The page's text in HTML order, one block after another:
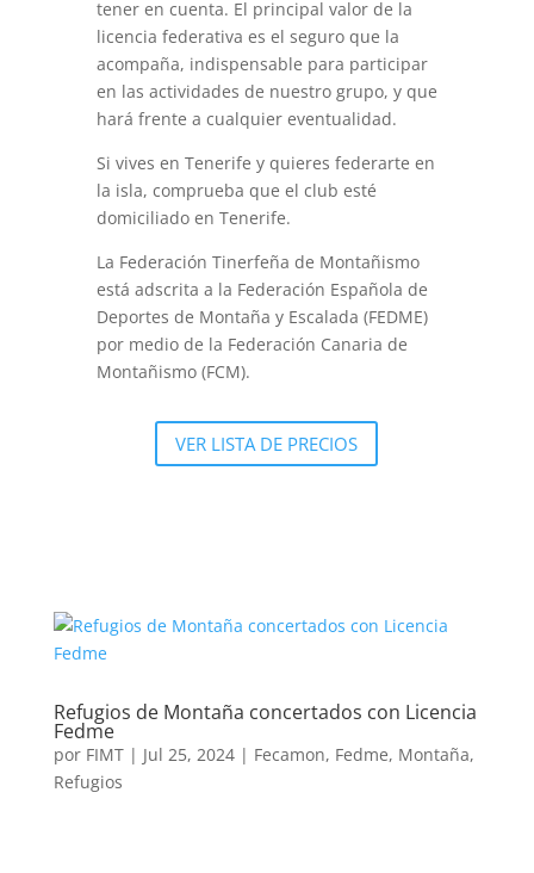
tener en cuenta. El principal valor de la
licencia federativa es el seguro que la
acompaña, indispensable para participar
en las actividades de nuestro grupo, y que
hará frente a cualquier eventualidad.
Si vives en Tenerife y quieres federarte en
la isla, comprueba que el club esté
domiciliado en Tenerife.
La Federación Tinerfeña de Montañismo
está adscrita a la Federación Española de
Deportes de Montaña y Escalada (FEDME)
por medio de la Federación Canaria de
Montañismo (FCM).
VER LISTA DE PRECIOS
Refugios de Montaña concertados con Licencia
Fedme
por FIMT| Jul 25, 2024| Fecamon, Fedme, Montaña,
Refugios